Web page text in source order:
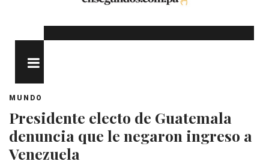
MUNDO
Presidente electo de Guatemala
denuncia que le negaron ingreso a
Venezuela